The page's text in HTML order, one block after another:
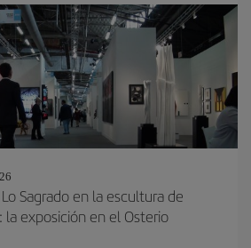
Sagrado en la escultura de
la exposición en el Osterio